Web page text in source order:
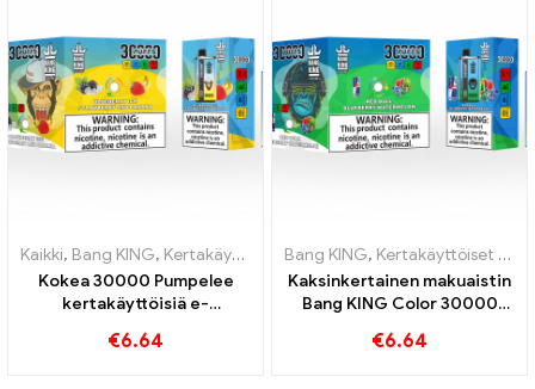
Kaikki, Bang KING, Kertakäyttöiset sähkösavukkeet Liettua ,
Kokea 30000 Pumpelee
kertakäyttöisiä e-
nautintoa Blueberry Ice
€6.64
Bang KING, Kertakäyttöiset e-savukkeet
Kaksinkertainen makuaistin
Bang KING Color 30000
Watermelon 30000
€6.64